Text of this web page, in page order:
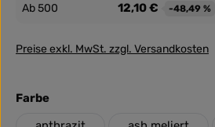
Ab500 12,10 € -48,49 %
Preise exkl. MwSt. zzgl. Versandkosten
Farbeauswählen